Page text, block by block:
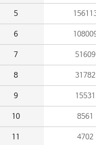
5
6
7 51609
8 31782
9 15531
10 8561
11 4702